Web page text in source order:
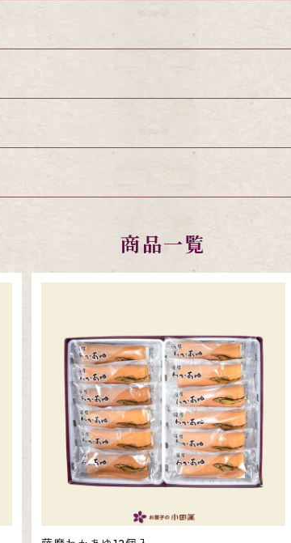
ん詰合せ
商品一覧